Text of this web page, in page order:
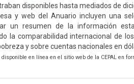
disponibles hasta mediados de
y web del Anuario incluyen una
un resumen de la información
la comparabilidad internacional de
y sobre cuentas nacionales en
en línea en el sitio web de la CEPAL en